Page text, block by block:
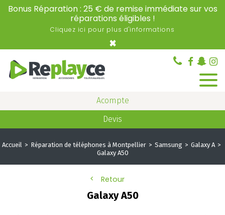
Bonus Réparation : 25 € de remise immédiate sur vos
réparations éligibles !
Cliquez ici pour plus d'informations
×
Acompte
Devis
Accueil Réparation de téléphones à Montpellier Samsung
Galaxy A
Galaxy A50
Retour
Galaxy A50